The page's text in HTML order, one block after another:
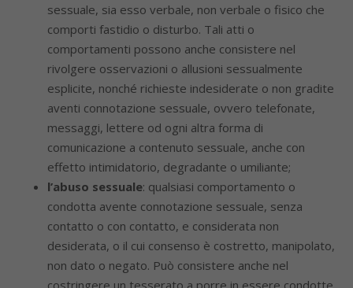
sessuale, sia esso verbale, non verbale o fisico che
comporti fastidio o disturbo. Tali atti o
comportamenti possono anche consistere nel
rivolgere osservazioni o allusioni sessualmente
esplicite, nonché richieste indesiderate o non gradite
aventi connotazione sessuale, ovvero telefonate,
messaggi, lettere od ogni altra forma di
comunicazione a contenuto sessuale, anche con
effetto intimidatorio, degradante o umiliante;
l’abuso sessuale: qualsiasi comportamento o
condotta avente connotazione sessuale, senza
contatto o con contatto, e considerata non
desiderata, o il cui consenso è costretto, manipolato,
non dato o negato. Può consistere anche nel
costringere un tesserato a porre in essere condotte